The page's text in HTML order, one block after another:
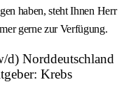
haben, steht Ihnen Herr
gerne zur Verfügung.
d) Norddeutschland
Krebs